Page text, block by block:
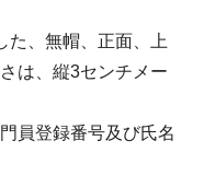
た、無帽、正面、上
は、縦3センチメー
員登録番号及び氏名